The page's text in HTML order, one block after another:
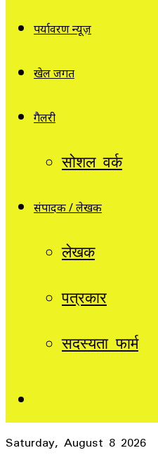
पर्यावरण न्यूज़
खेल जगत
गैलरी
सोशल वर्क
संपादक / लेखक
लेखक
पत्रकार
सदस्यता फार्म
Saturday, August 8 2026